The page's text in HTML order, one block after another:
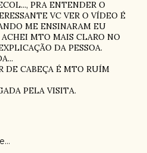
PRA ENTENDER O
VC VER O VÍDEO É
ME ENSINARAM EU
MTO MAIS CLARO NO
DA PESSOA.
DE CABEÇA É MTO RUÍM
PELA VISITA.